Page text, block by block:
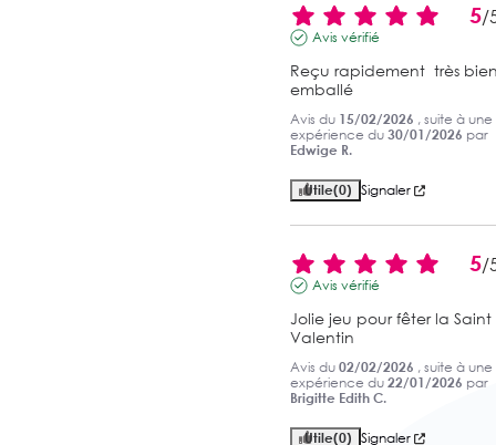
5/
Avis vérifié
Reçu rapidement  très
emballé
Avis du 15/02/2026 , suite à une
expérience du 30/01/2026 par
Edwige R.
Utile(0) Signaler
5/
Avis vérifié
Jolie jeu pour fêter la Saint
Valentin
Avis du 02/02/2026 , suite à une
expérience du 22/01/2026 par
Brigitte Edith C.
Utile(0) Signaler